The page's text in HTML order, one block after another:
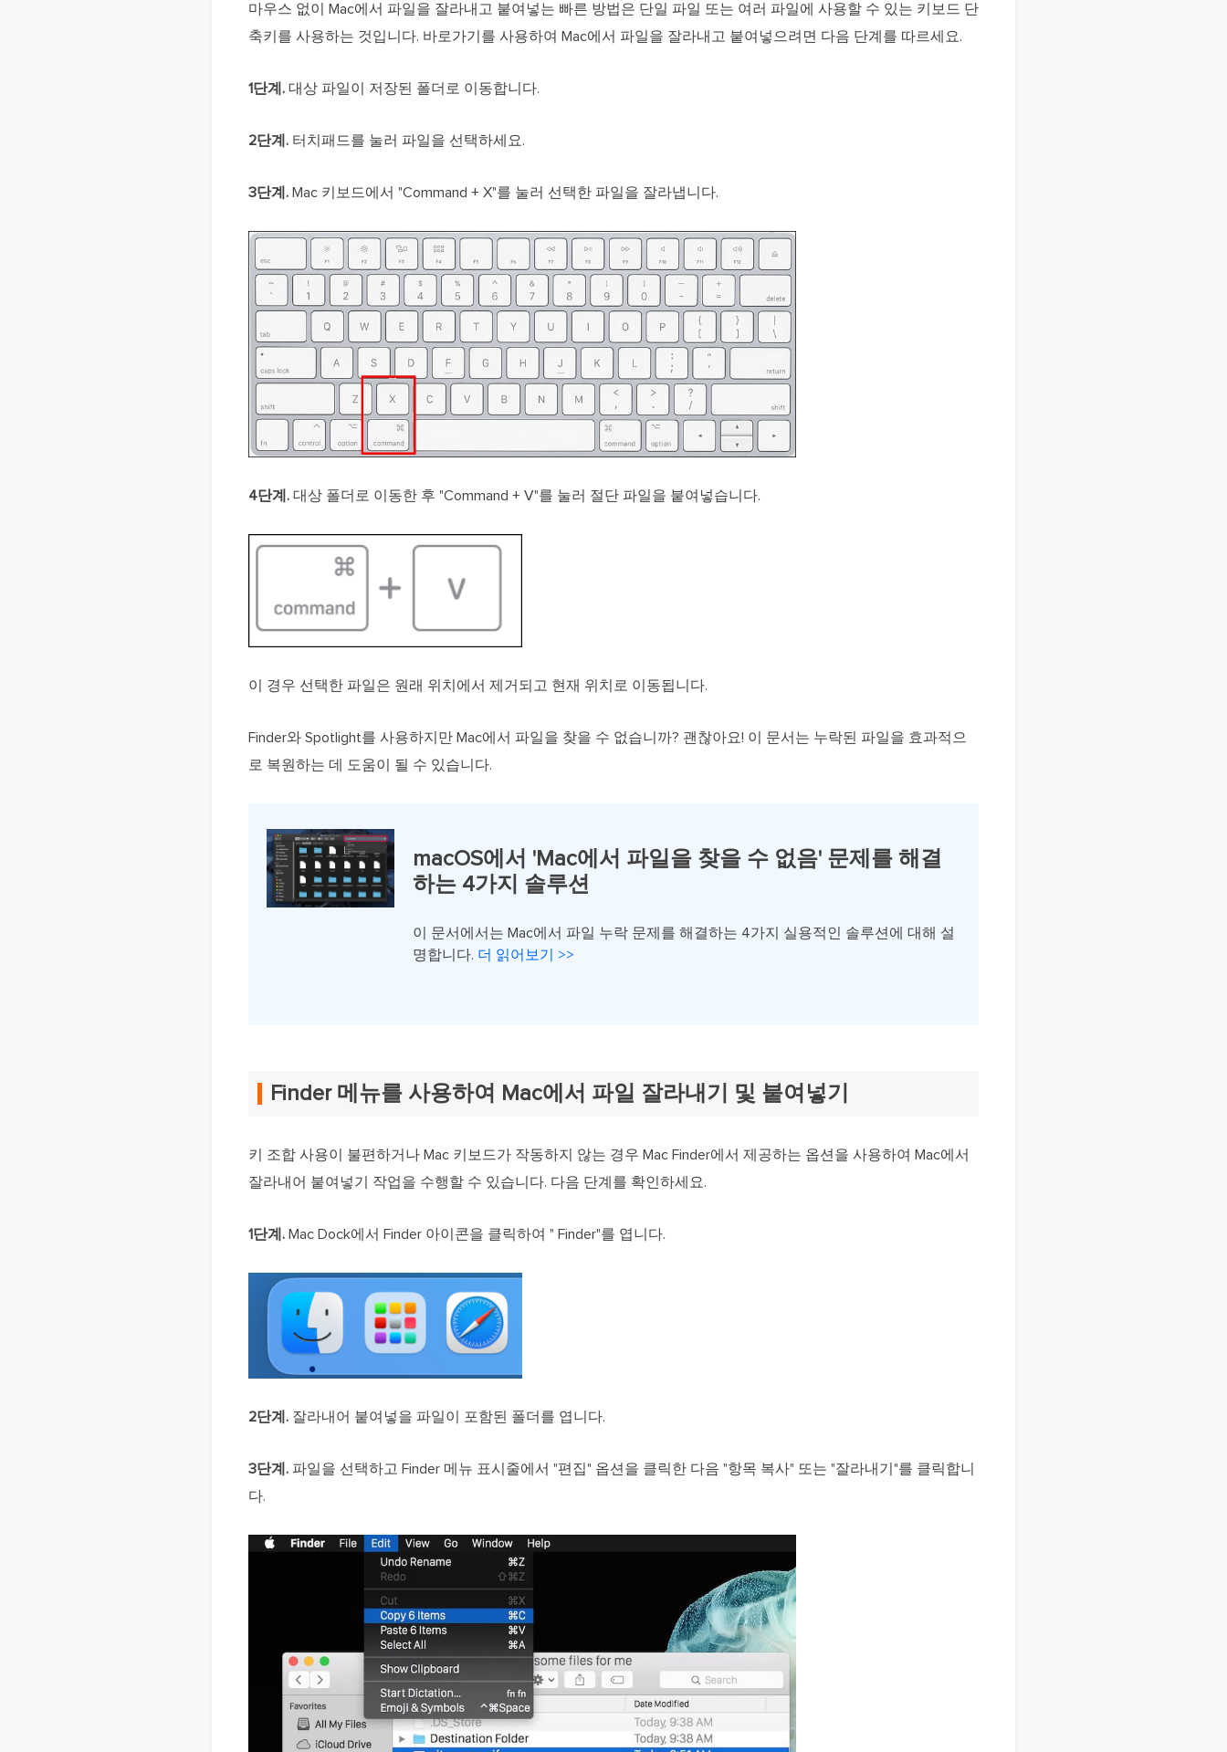
마우스 없이 Mac에서 파일을 잘라내고 붙여넣는 빠른 방법은 단일 파일 또는 여러 파일에 사용할 수 있는 키보드 단
축키를 사용하는 것입니다. 바로가기를 사용하여 Mac에서 파일을 잘라내고 붙여넣으려면 다음 단계를 따르세요.
1단계. 대상 파일이 저장된 폴더로 이동합니다.
2단계. 터치패드를 눌러 파일을 선택하세요.
3단계. Mac 키보드에서 "Command + X"를 눌러 선택한 파일을 잘라냅니다.
4단계. 대상 폴더로 이동한 후 "Command + V"를 눌러 절단 파일을 붙여넣습니다.
이 경우 선택한 파일은 원래 위치에서 제거되고 현재 위치로 이동됩니다.
Finder와 Spotlight를 사용하지만 Mac에서 파일을 찾을 수 없습니까? 괜찮아요! 이 문서는 누락된 파일을 효과적으
로 복원하는 데 도움이 될 수 있습니다.
macOS에서 'Mac에서 파일을 찾을 수 없음' 문제를 해결
하는 4가지 솔루션
이 문서에서는 Mac에서 파일 누락 문제를 해결하는 4가지 실용적인 솔루션에 대해 설
명합니다. 더 읽어보기 >>
Finder 메뉴를 사용하여 Mac에서 파일 잘라내기 및 붙여넣기
키 조합 사용이 불편하거나 Mac 키보드가 작동하지 않는 경우 Mac Finder에서 제공하는 옵션을 사용하여 Mac에서
잘라내어 붙여넣기 작업을 수행할 수 있습니다. 다음 단계를 확인하세요.
1단계. Mac Dock에서 Finder 아이콘을 클릭하여 " Finder"를 엽니다.
2단계. 잘라내어 붙여넣을 파일이 포함된 폴더를 엽니다.
3단계. 파일을 선택하고 Finder 메뉴 표시줄에서 "편집" 옵션을 클릭한 다음 "항목 복사" 또는 "잘라내기"를 클릭합니
다.